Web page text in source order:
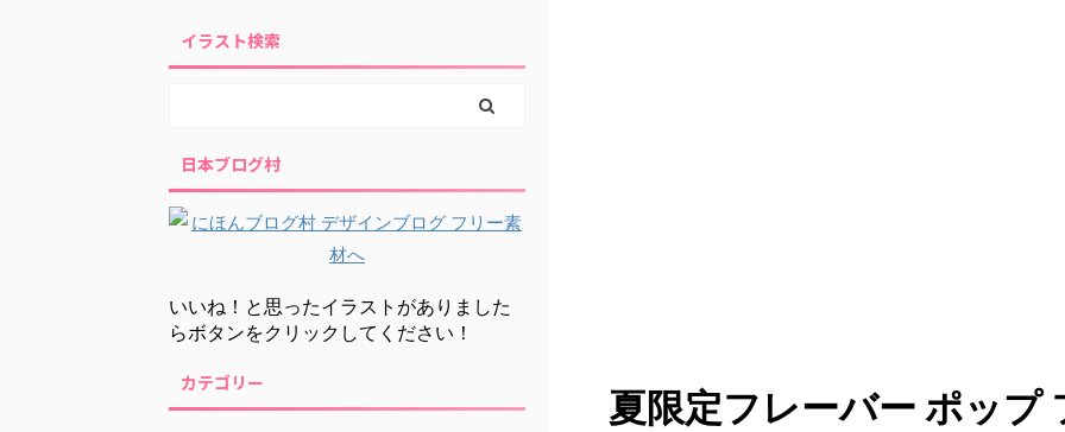
夏限定フレーバー ポップ
イラスト検索
日本ブログ村
いいね！と思ったイラストがありました
らボタンをクリックしてください！
カテゴリー